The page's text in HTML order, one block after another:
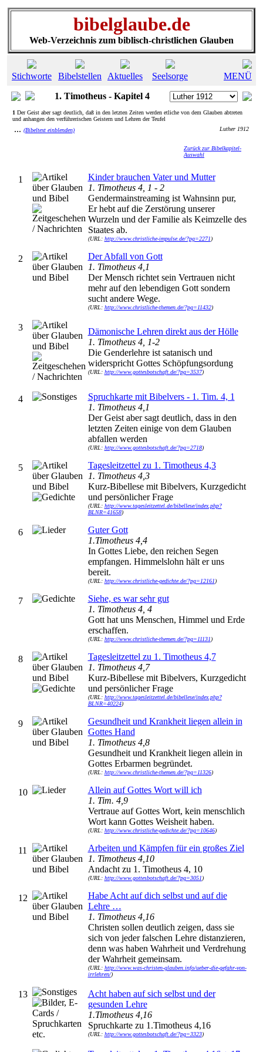
bibelglaube.de
Web-Verzeichnis zum biblisch-christlichen Glauben
Stichworte Bibelstellen Aktuelles Seelsorge
MENÜ
1. Timotheus - Kapitel 4
1 Der Geist aber sagt deutlich, daß in den letzten Zeiten werden etliche von dem Glauben abtreten
und anhangen den verführerischen Geistern und Lehren der Teufel
... (Bibeltext einblenden) Luther 1912
Zurück zur Bibelkapitel-
Auswahl
1
Kinder brauchen Vater und Mutter
1. Timotheus 4, 1 - 2
Gendermainstreaming ist Wahnsinn pur,
Er hebt auf die Zerstörung unserer
Wurzeln und der Familie als Keimzelle des
Staates ab.
(URL: http://www.christliche-impulse.de/?pg=2271)
2
Der Abfall von Gott
1. Timotheus 4,1
Der Mensch richtet sein Vertrauen nicht
mehr auf den lebendigen Gott sondern
sucht andere Wege.
(URL: http://www.christliche-themen.de/?pg=11432)
3
Dämonische Lehren direkt aus der Hölle
1. Timotheus 4, 1-2
Die Genderlehre ist satanisch und
widerspricht Gottes Schöpfungsordung
(URL: http://www.gottesbotschaft.de/?pg=3537)
4
Spruchkarte mit Bibelvers - 1. Tim. 4, 1
1. Timotheus 4,1
Der Geist aber sagt deutlich, dass in den
letzten Zeiten einige von dem Glauben
abfallen werden
(URL: http://www.gottesbotschaft.de/?pg=2718)
5
Tagesleitzettel zu 1. Timotheus 4,3
1. Timotheus 4,3
Kurz-Bibellese mit Bibelvers, Kurzgedicht
und persönlicher Frage
(URL: http://www.tagesleitzettel.de/bibellese/index.php?
BLNR=41658)
6
Guter Gott
1.Timotheus 4,4
In Gottes Liebe, den reichen Segen
empfangen. Himmelslohn hält er uns
bereit.
(URL: http://www.christliche-gedichte.de/?pg=12161)
7
Siehe, es war sehr gut
1. Timotheus 4, 4
Gott hat uns Menschen, Himmel und Erde
erschaffen.
(URL: http://www.christliche-themen.de/?pg=11131)
8
Tagesleitzettel zu 1. Timotheus 4,7
1. Timotheus 4,7
Kurz-Bibellese mit Bibelvers, Kurzgedicht
und persönlicher Frage
(URL: http://www.tagesleitzettel.de/bibellese/index.php?
BLNR=40224)
9
Gesundheit und Krankheit liegen allein in
Gottes Hand
1. Timotheus 4,8
Gesundheit und Krankheit liegen allein in
Gottes Erbarmen begründet.
(URL: http://www.christliche-themen.de/?pg=11326)
10
Allein auf Gottes Wort will ich
1. Tim. 4,9
Vertraue auf Gottes Wort, kein menschlich
Wort kann Gottes Weisheit haben.
(URL: http://www.christliche-gedichte.de/?pg=10646)
11
Arbeiten und Kämpfen für ein großes Ziel
1. Timotheus 4,10
Andacht zu 1. Timotheus 4, 10
(URL: http://www.gottesbotschaft.de/?pg=3051)
12
Habe Acht auf dich selbst und auf die
Lehre …
1. Timotheus 4,16
Christen sollen deutlich zeigen, dass sie
sich von jeder falschen Lehre distanzieren,
denn was haben Wahrheit und Verdrehung
der Wahrheit gemeinsam.
(URL: http://www.was-christen-glauben.info/ueber-die-gefahr-von-
irrlehren/)
13
Acht haben auf sich selbst und der
gesunden Lehre
1.Timotheus 4,16
Spruchkarte zu 1.Timotheus 4,16
(URL: http://www.gottesbotschaft.de/?pg=3323)